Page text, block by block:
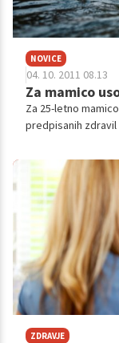
NOVICE
04. 10. 2011 08.13
Za mamico
Za 25-letno
predpisanih
okrevati.
ZDRAVJE